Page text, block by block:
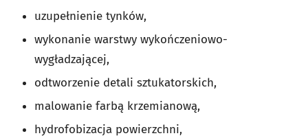
uzupełnienie tynków,
wykonanie warstwy wykończeniowo-
wygładzającej,
odtworzenie detali sztukatorskich,
malowanie farbą krzemianową,
hydrofobizacja powierzchni,